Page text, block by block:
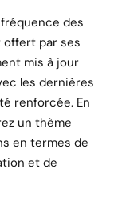
des
offert par ses
mis à jour
les dernières
renforcée. En
un thème
en termes de
et de